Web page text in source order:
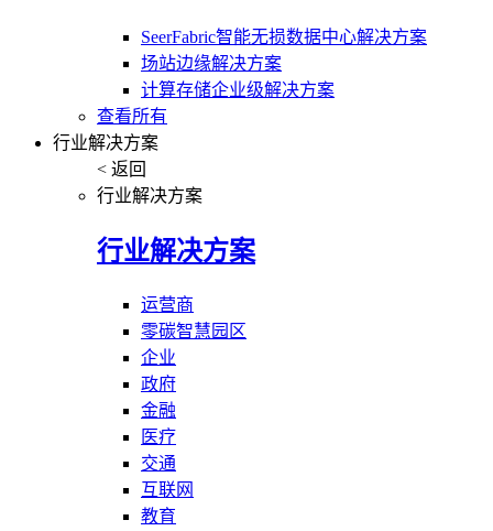
SeerFabric智能无损数据中心解决方案
场站边缘解决方案
计算存储企业级解决方案
查看所有
行业解决方案
< 返回
行业解决方案
行业解决方案
运营商
零碳智慧园区
企业
政府
金融
医疗
交通
互联网
教育